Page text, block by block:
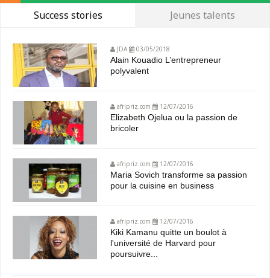
Success stories Jeunes talents
JDA 03/05/2018
Alain Kouadio L’entrepreneur
polyvalent
afripriz.com 12/07/2016
Elizabeth Ojelua ou la passion de
bricoler
afripriz.com 12/07/2016
Maria Sovich transforme sa passion
pour la cuisine en business
afripriz.com 12/07/2016
Kiki Kamanu quitte un boulot à
l'université de Harvard pour
poursuivre...